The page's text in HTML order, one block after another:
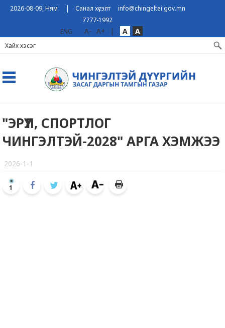
2026-08-09, Ням | Санал хүсэлт
info@chingeltei.gov.mn
7777-1992
ENG
A- A+ | A A
"ЭРҮҮЛ, СПОРТЛОГ
ЧИНГЭЛТЭЙ-2028" АРГА ХЭМЖЭЭ
2026-1-1
1